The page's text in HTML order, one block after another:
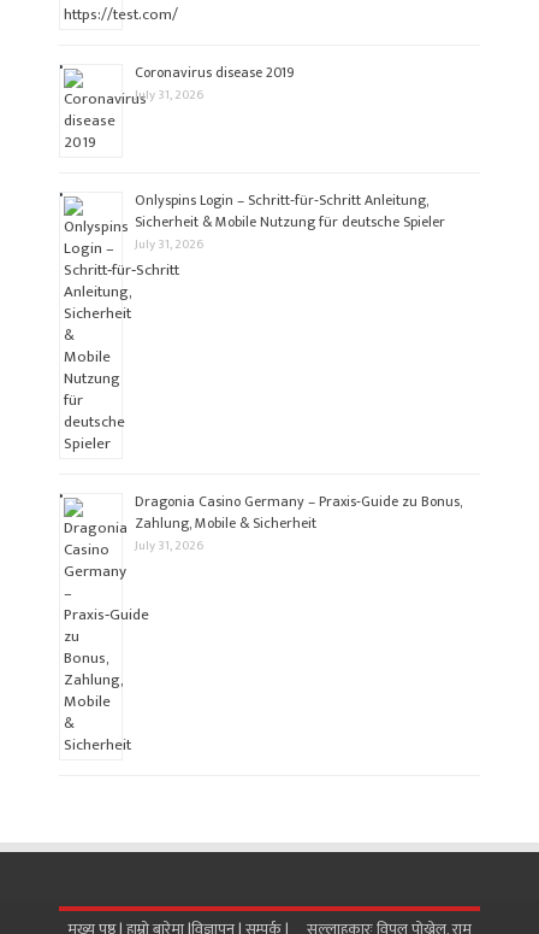
Coronavirus disease 2019
July 31, 2026
Onlyspins Login – Schritt‑für‑Schritt Anleitung,
Sicherheit & Mobile Nutzung für deutsche Spieler
July 31, 2026
Dragonia Casino Germany – Praxis‑Guide zu Bonus,
Zahlung, Mobile & Sicherheit
July 31, 2026